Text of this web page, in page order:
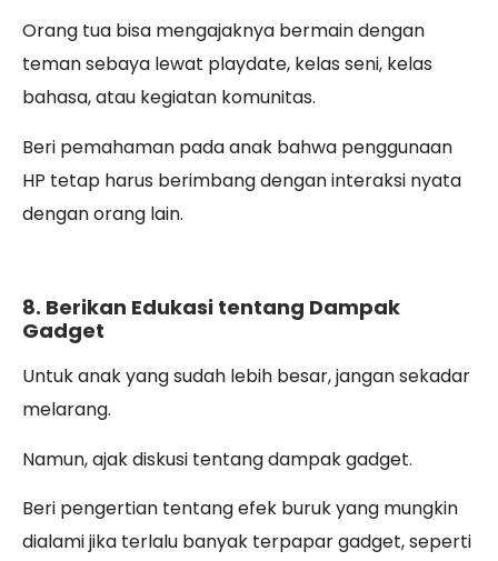
Orang tua bisa mengajaknya bermain dengan
teman sebaya lewat playdate, kelas seni, kelas
bahasa, atau kegiatan komunitas.
Beri pemahaman pada anak bahwa penggunaan
HP tetap harus berimbang dengan interaksi nyata
dengan orang lain.
8. Berikan Edukasi tentang Dampak
Gadget
Untuk anak yang sudah lebih besar, jangan sekadar
melarang.
Namun, ajak diskusi tentang dampak gadget.
Beri pengertian tentang efek buruk yang mungkin
dialami jika terlalu banyak terpapar gadget, seperti